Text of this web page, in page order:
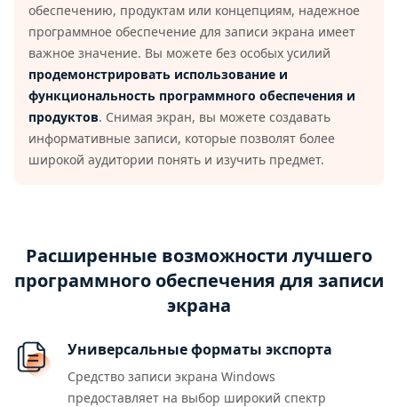
обеспечению, продуктам или концепциям, надежное
программное обеспечение для записи экрана имеет
важное значение. Вы можете без особых усилий
продемонстрировать использование и
функциональность программного обеспечения и
продуктов. Снимая экран, вы можете создавать
информативные записи, которые позволят более
широкой аудитории понять и изучить предмет.
Расширенные возможности лучшего
программного обеспечения для записи
экрана
Универсальные форматы экспорта
Средство записи экрана Windows
предоставляет на выбор широкий спектр